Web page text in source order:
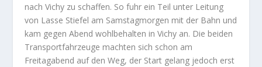
nach Vichy zu schaffen. So fuhr ein Teil unter Leitung
von Lasse Stiefel am Samstagmorgen mit der Bahn und
kam gegen Abend wohlbehalten in Vichy an. Die beiden
Transportfahrzeuge machten sich schon am
Freitagabend auf den Weg, der Start gelang jedoch erst